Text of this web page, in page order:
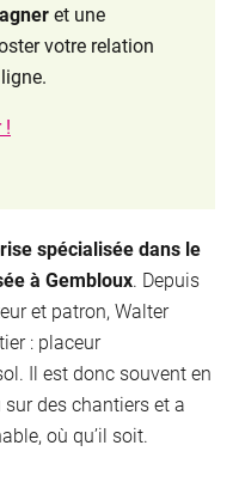
Mon
profil
et une
votre relation
!
spécialisée dans le
à Gembloux. Depuis
et patron, Walter
: placeur
Il est donc souvent en
des chantiers et a
où qu’il soit.